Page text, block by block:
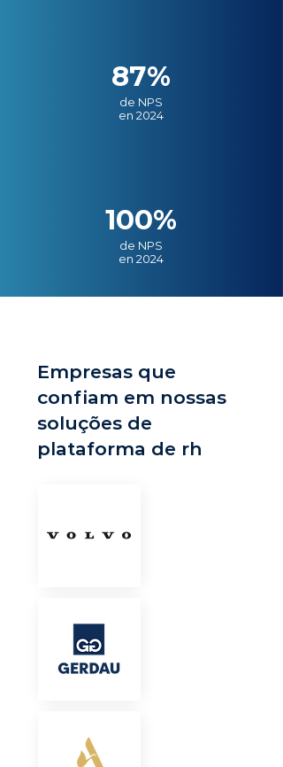
87%
de NPS
en 2024
100%
de NPS
en 2024
Empresas que
confiam em nossas
soluções de
plataforma de rh